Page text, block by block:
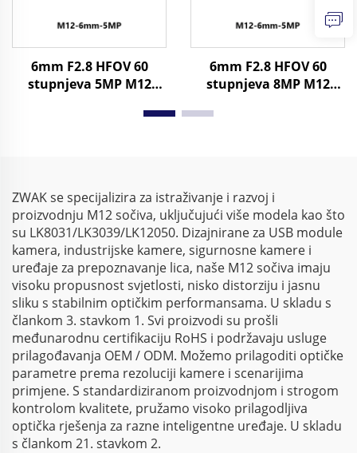
6mm F2.8 HFOV 60
stupnjeva 5MP M12
1/2.3" Format slike
6mm F2.8 HFOV 60
stupnjeva 8MP M12
1/2.3" Format slike
ZWAK se specijalizira za istraživanje i razvoj i
proizvodnju M12 sočiva, uključujući više modela kao što
su LK8031/LK3039/LK12050. Dizajnirane za USB module
kamera, industrijske kamere, sigurnosne kamere i
uređaje za prepoznavanje lica, naše M12 sočiva imaju
visoku propusnost svjetlosti, nisko distorziju i jasnu
sliku s stabilnim optičkim performansama. U skladu s
člankom 3. stavkom 1. Svi proizvodi su prošli
međunarodnu certifikaciju RoHS i podržavaju usluge
prilagođavanja OEM / ODM. Možemo prilagoditi optičke
parametre prema rezoluciji kamere i scenarijima
primjene. S standardiziranom proizvodnjom i strogom
kontrolom kvalitete, pružamo visoko prilagodljiva
optička rješenja za razne inteligentne uređaje. U skladu
s člankom 21. stavkom 2.